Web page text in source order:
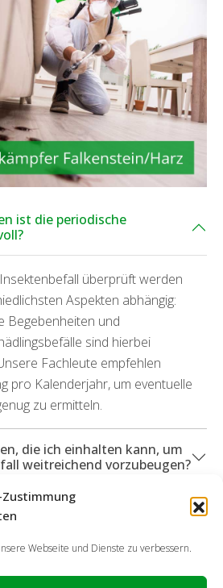
Zustimmung
Webseite und Dienste zu verbessern.
ist die periodische
überprüft werden
Aspekten abhängig:
Begebenheiten und
sind hierbei
Fachleute empfehlen
pro Kalenderjahr, um eventuelle
zu ermitteln.
die ich einhalten kann, um
weitreichend vorzubeugen?
Folgeschäden durch die
sind?